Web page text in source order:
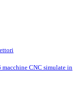
macchine CNC simulate in